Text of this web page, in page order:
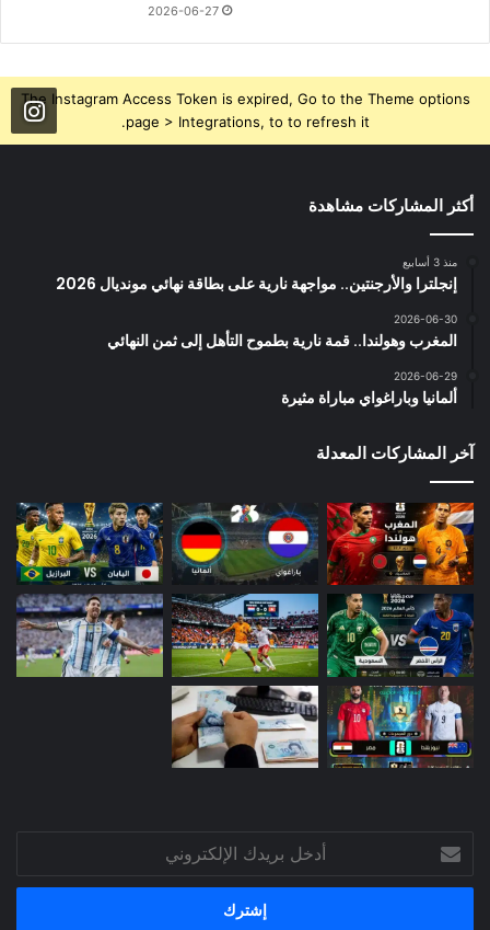
2026-06-27
The Instagram Access Token is expired, Go to the Theme options
page > Integrations, to to refresh it.
أكثر المشاركات مشاهدة
منذ 3 أسابيع
إنجلترا والأرجنتين.. مواجهة نارية على بطاقة نهائي مونديال 2026
2026-06-30
المغرب وهولندا.. قمة نارية بطموح التأهل إلى ثمن النهائي
2026-06-29
ألمانيا وباراغواي مباراة مثيرة
آخر المشاركات المعدلة
بريدك
الإلكتروني